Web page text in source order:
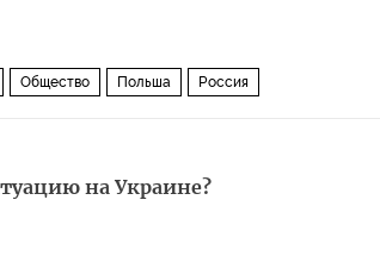
Общество Польша Россия
на Украине?